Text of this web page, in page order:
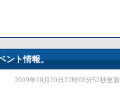
ント情報。
2009年10月30日22時08分52秒更新